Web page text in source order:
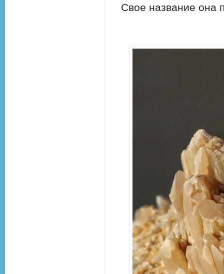
Свое название она